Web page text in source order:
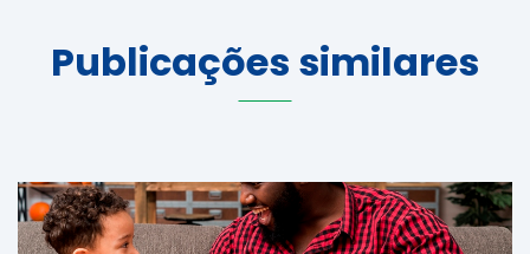
Publicações similares